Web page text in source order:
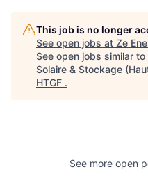
This job is no longer
See open jobs at Ze
See open jobs similar to
Solaire & Stockage
HTGF .
See more open